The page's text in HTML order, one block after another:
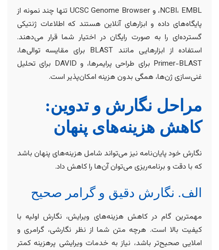
NCBI، EMBL، و UCSC Genome Browser تنها چند نمونه از
پایگاه‌های داده و ابزارهای آنلاین هستند که اطلاعات ژنتیکی
گسترده‌ای را به صورت رایگان در اختیار شما قرار می‌دهند.
استفاده از ابزارهایی مانند BLAST برای مقایسه توالی‌ها،
Primer-BLAST برای طراحی پرایمرها، و DAVID برای تحلیل
غنی‌سازی ژن‌ها، همگی بدون هزینه امکان‌پذیر است.
مراحل نگارش و تدوین:
کاهش هزینه‌های پنهان
نگارش خود پایان‌نامه نیز می‌تواند شامل هزینه‌های پنهان باشد
که با دقت و برنامه‌ریزی می‌توان آن‌ها را کاهش داد.
الف. نگارش دقیق و گرامر صحیح
مهمترین گام در کاهش هزینه‌های ویرایش، نگارش اولیه با
کیفیت بالا است. هرچه متن شما از نظر نگارشی، گرامری و
املایی صحیح‌تر باشد، نیاز به خدمات ویرایشی پرهزینه کمتر